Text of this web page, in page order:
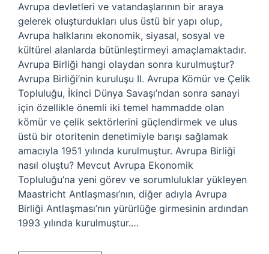
Avrupa devletleri ve vatandaşlarının bir araya
gelerek oluşturdukları ulus üstü bir yapı olup,
Avrupa halklarını ekonomik, siyasal, sosyal ve
kültürel alanlarda bütünleştirmeyi amaçlamaktadır.
Avrupa Birliği hangi olaydan sonra kurulmuştur?
Avrupa Birliği’nin kuruluşu II. Avrupa Kömür ve Çelik
Topluluğu, İkinci Dünya Savaşı’ndan sonra sanayi
için özellikle önemli iki temel hammadde olan
kömür ve çelik sektörlerini güçlendirmek ve ulus
üstü bir otoritenin denetimiyle barışı sağlamak
amacıyla 1951 yılında kurulmuştur. Avrupa Birliği
nasıl oluştu? Mevcut Avrupa Ekonomik
Topluluğu’na yeni görev ve sorumluluklar yükleyen
Maastricht Antlaşması’nın, diğer adıyla Avrupa
Birliği Antlaşması’nın yürürlüğe girmesinin ardından
1993 yılında kurulmuştur.…